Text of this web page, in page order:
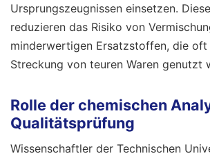
Ursprungszeugnissen einsetzen.
reduzieren das Risiko von
minderwertigen Ersatzstoffen, die
Streckung von teuren Waren genutzt
Rolle der chemischen
Qualitätsprüfung
Wissenschaftler der Technischen